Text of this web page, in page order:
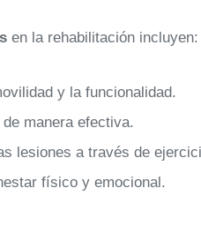
en la rehabilitación incluyen:
y la funcionalidad.
manera efectiva.
lesiones a través de
físico y emocional.